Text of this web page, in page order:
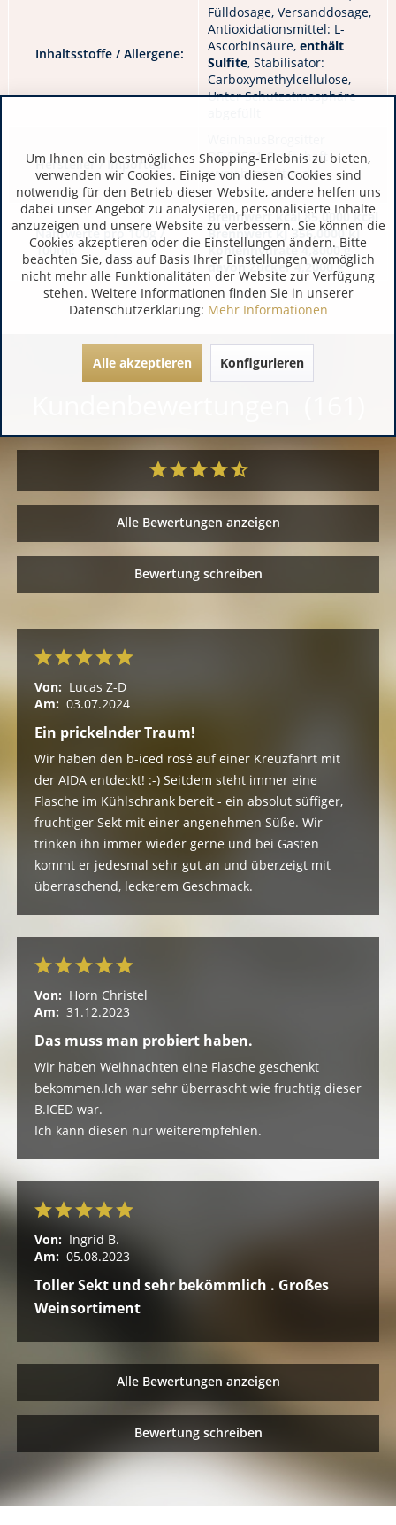
Inhaltsstoffe / Allergene:
Fülldosage, Versanddosage,
Antioxidationsmittel: L-
Ascorbinsäure, enthält
Sulfite, Stabilisator:
Carboxymethylcellulose,
Unter Schutzatmosphäre
Hersteller / Importeur:
DE 53501 Grafschaft
www.brogsitter.de
Nährwerte pro 100g /
100ml:
Brennwert kcal 85,0000 kcal
Brennwert kJ 356,0000 kJ
Kohlenhydrate 4,8000 g
davon Zucker 4,2000 g
Alle Bewertungen anzeigen
Bewertung schreiben
Von: Lucas Z-D
Am: 03.07.2024
Ein prickelnder Traum!
Wir haben den b-iced rosé auf einer Kreuzfahrt mit
der AIDA entdeckt! :-) Seitdem steht immer eine
Flasche im Kühlschrank bereit - ein absolut süffiger,
fruchtiger Sekt mit einer angenehmen Süße. Wir
trinken ihn immer wieder gerne und bei Gästen
kommt er jedesmal sehr gut an und überzeigt mit
überraschend, leckerem Geschmack.
Von: Horn Christel
Am: 31.12.2023
Das muss man probiert haben.
Wir haben Weihnachten eine Flasche geschenkt
bekommen.Ich war sehr überrascht wie fruchtig dieser
B.ICED war.
Ich kann diesen nur weiterempfehlen.
Von: Ingrid B.
Am: 05.08.2023
Toller Sekt und sehr bekömmlich . Großes
Weinsortiment
Alle Bewertungen anzeigen
Bewertung schreiben
Um Ihnen ein bestmögliches Shopping-Erlebnis zu bieten,
verwenden wir Cookies. Einige von diesen Cookies sind
notwendig für den Betrieb dieser Website, andere helfen uns
dabei unser Angebot zu analysieren, personalisierte Inhalte
anzuzeigen und unsere Website zu verbessern. Sie können die
Cookies akzeptieren oder die Einstellungen ändern. Bitte
beachten Sie, dass auf Basis Ihrer Einstellungen womöglich
nicht mehr alle Funktionalitäten der Website zur Verfügung
stehen. Weitere Informationen finden Sie in unserer
Datenschutzerklärung: Mehr Informationen
Alle akzeptieren Konfigurieren